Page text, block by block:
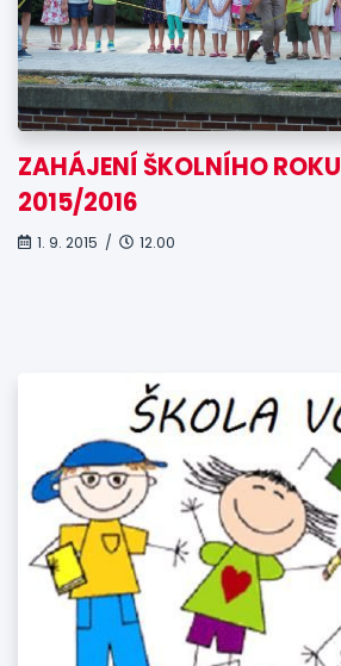
ZAHÁJENÍ ŠKOLNÍHO ROKU
2015/2016
1. 9. 2015 / 12.00